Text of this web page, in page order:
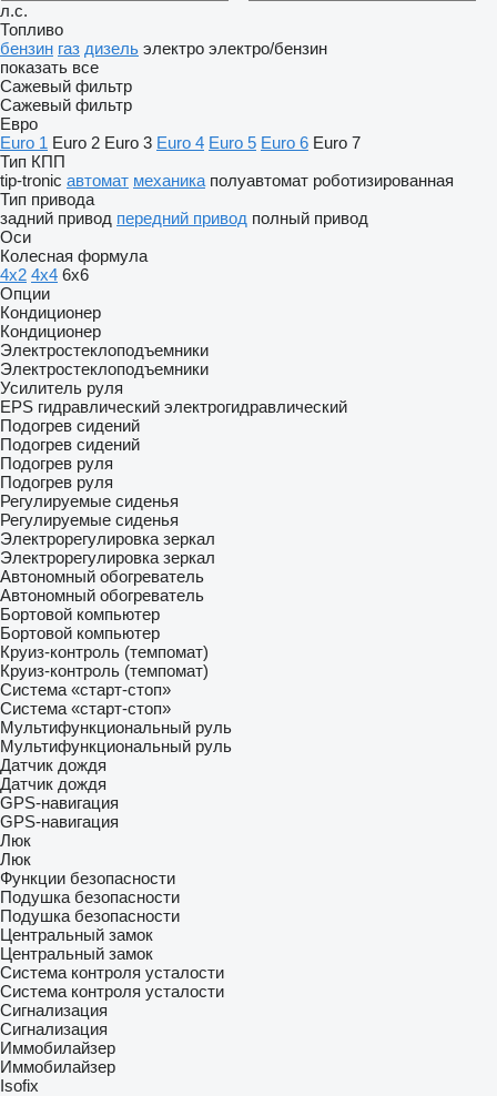
л.с.
Топливо
бензин газ дизель электро электро/бензин
показать все
Сажевый фильтр
Сажевый фильтр
Евро
Euro 1 Euro 2 Euro 3 Euro 4 Euro 5 Euro 6 Euro 7
Тип КПП
tip-tronic автомат механика полуавтомат роботизированная
Тип привода
задний привод передний привод полный привод
Оси
Колесная формула
4x2 4x4 6x6
Опции
Кондиционер
Кондиционер
Электростеклоподъемники
Электростеклоподъемники
Усилитель руля
EPS гидравлический электрогидравлический
Подогрев сидений
Подогрев сидений
Подогрев руля
Подогрев руля
Регулируемые сиденья
Регулируемые сиденья
Электрорегулировка зеркал
Электрорегулировка зеркал
Автономный обогреватель
Автономный обогреватель
Бортовой компьютер
Бортовой компьютер
Круиз-контроль (темпомат)
Круиз-контроль (темпомат)
Система «старт-стоп»
Система «старт-стоп»
Мультифункциональный руль
Мультифункциональный руль
Датчик дождя
Датчик дождя
GPS-навигация
GPS-навигация
Люк
Люк
Функции безопасности
Подушка безопасности
Подушка безопасности
Центральный замок
Центральный замок
Система контроля усталости
Система контроля усталости
Сигнализация
Сигнализация
Иммобилайзер
Иммобилайзер
Isofix